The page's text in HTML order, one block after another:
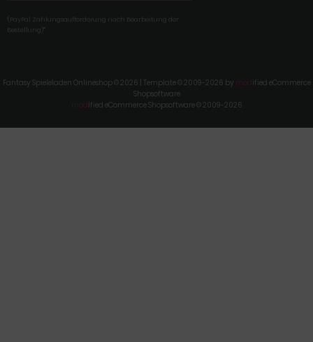
'(PayPal Zahlungsaufforderung nach Bearbeitung der
Bestellung)'"
Fantasy Spieleladen Onlineshop © 2026 | Template © 2009-2026 by modified eCommerce
Shopsoftware
modified eCommerce Shopsoftware © 2009-2026